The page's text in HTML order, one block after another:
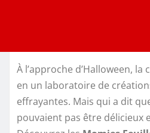
À l’approche d’Halloween,
en un laboratoire de
effrayantes. Mais qui a dit
pouvaient pas être délicieux